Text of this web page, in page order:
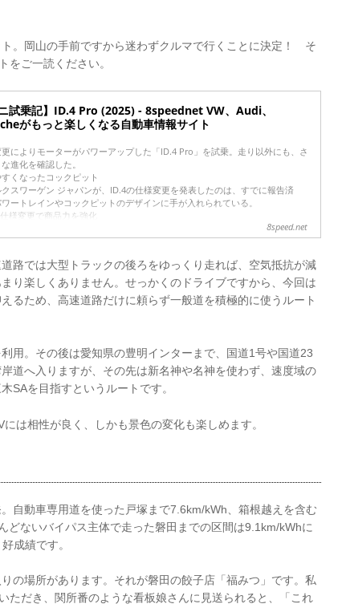
。岡山の手前ですから迷わずクルマで行くことに決定！ そ
をご一読ください。
ニ試乗記】ID.4 Pro (2025) - 8speednet VW、Audi、
がもっと楽しくなる自動車情報サイト
によりモーターがパワーアップした「ID.4 Pro」を試乗。走り以外にも、さ
進化を確認した。
くなったコックピット
スワーゲン ジャパンが、ID.4の仕様変更を発表したのは、すでに報告済
ートレインやコックピットのデザインに手が入れられている。
様変更で商品力を強化
1月9日、フォルクスワーゲン ジャパンは、SUVタイプのEV「ID.4」を一部仕
、同日より販売を開始した。
8speed.net
路では大型トラックの後ろをゆっくり走れば、空気抵抗が減
り楽しくありません。せっかくのドライブですから、今回は
るため、高速道路だけに頼らず一般道を積極的に使うルート
用。その後は愛知県の豊明インターまで、国道1号や国道23
道へ入りますが、その先は新名神や名神を使わず、速度域の
SAを目指すというルートです。
は相性が良く、しかも景色の変化も楽しめます。
自動車専用道を使った戸塚まで7.6km/kWh、箱根越えを含む
どないバイパス主体で走った磐田までの区間は9.1km/kWhに
成績です。
の場所があります。それが磐田の餃子店「福みつ」です。私
ただき、関所番のような看板娘さんに見送られると、「これ